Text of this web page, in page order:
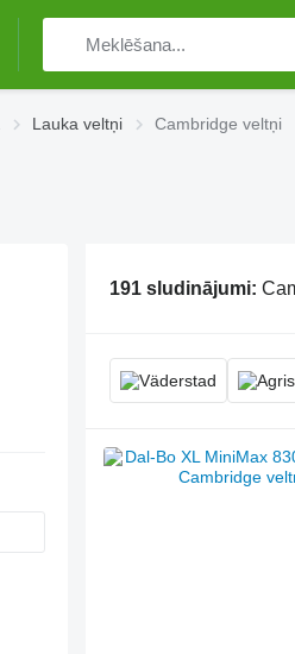
Lauka veltņi Cambridge veltņi
191 sludinājumi: